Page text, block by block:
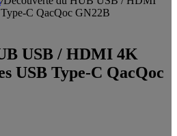
C QacQoc GN22B
USB / HDMI 4K
USB Type-C QacQoc